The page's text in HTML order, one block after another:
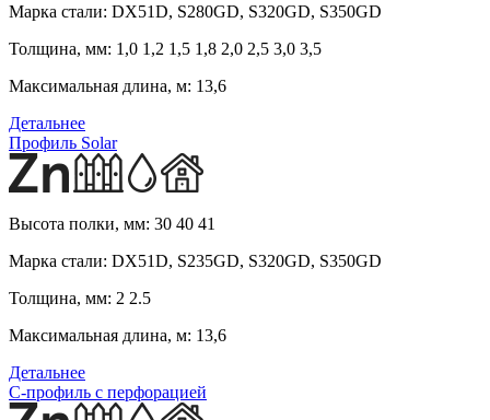
Марка стали: DX51D, S280GD, S320GD, S350GD
Толщина, мм: 1,0 1,2 1,5 1,8 2,0 2,5 3,0 3,5
Максимальная длина, м: 13,6
Детальнее
Профиль Solar
Высота полки, мм: 30 40 41
Марка стали: DX51D, S235GD, S320GD, S350GD
Толщина, мм: 2 2.5
Максимальная длина, м: 13,6
Детальнее
С-профиль с перфорацией